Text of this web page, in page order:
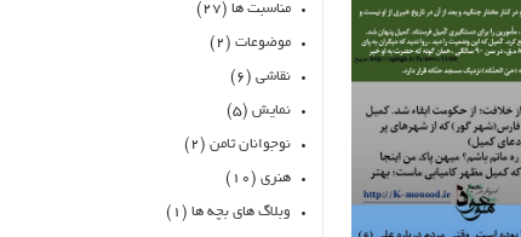
مناسبت ها (۲۷)
موضوعات (۲)
نقاشی (۶)
نمایش (۵)
نوجوانان ثامن (۲)
هنری (۱۰)
وبلاگ های بچه ها (۱)